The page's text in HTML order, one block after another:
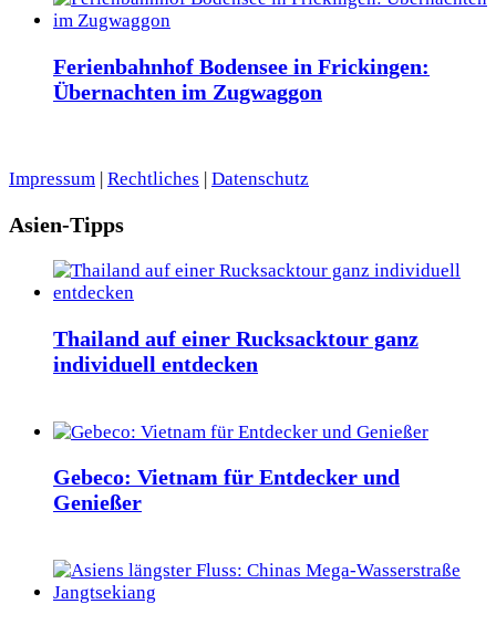
Ferienbahnhof Bodensee in Frickingen:
Übernachten im Zugwaggon
Impressum | Rechtliches | Datenschutz
Asien-Tipps
Thailand auf einer Rucksacktour ganz
individuell entdecken
Gebeco: Vietnam für Entdecker und
Genießer